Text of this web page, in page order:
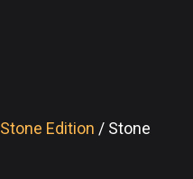
Stone Edition / Stone